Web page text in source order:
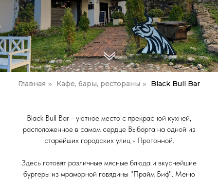
Главная » Кафе, бары, рестораны » Black Bull Bar
Black Bull Bar - уютное место с прекрасной кухней,
расположенное в самом сердце Выборга на одной из
старейших городских улиц - Прогонной.
Здесь готовят различные мясные блюда и вкуснейшие
бургеры из мраморной говядины "Прайм Биф". Меню